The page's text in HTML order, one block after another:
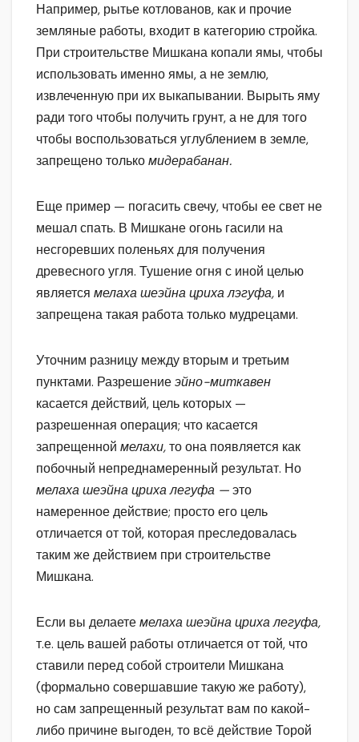
Например, рытье котлованов, как и прочие
земляные работы, входит в категорию стройка.
При строительстве Мишкана копали ямы, чтобы
использовать именно ямы, а не землю,
извлеченную при их выкапывании. Вырыть яму
ради того чтобы получить грунт, а не для того
чтобы воспользоваться углублением в земле,
запрещено толькомидерабанан.
Еще пример — погасить свечу, чтобы ее свет не
мешал спать. В Мишкане огонь гасили на
несгоревших поленьях для получения
древесного угля. Тушение огня с иной целью
является мелаха шеэйна цриха лэгуфа, и
запрещена такая работа только мудрецами.
Уточним разницу между вторым и третьим
пунктами. Разрешениеэйно-миткавен
касается действий, цель которых —
разрешенная операция; что касается
запрещенной мелахи,то она появляется как
побочный непреднамеренный результат. Но
мелаха шеэйна цриха легуфа —это
намеренное действие; просто его цель
отличается от той, которая преследовалась
таким же действием при строительстве
Мишкана.
Если вы делаетемелаха шеэйна цриха легуфа,
т.е. цель вашей работы отличается от той, что
ставили перед собой строители Мишкана
(формально совершавшие такую же работу),
но сам запрещенный результат вам по какой-
либо причине выгоден, то всё действие Торой